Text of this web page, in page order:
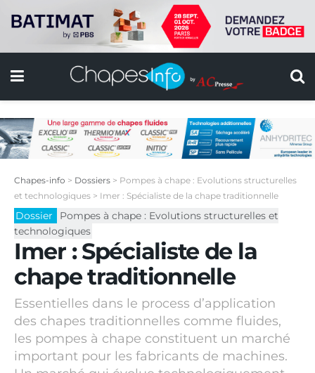
Chapes-info > Dossiers > Pompes à chape : Evolutions structurelles
et technologiques > Imer : Spécialiste de la chape traditionnelle
Dossier
Pompes à chape : Evolutions structurelles et
technologiques
Imer : Spécialiste de la
chape traditionnelle
Essentielles dans le process d’application
des chapes traditionnelles comme fluides,
les pompes à chape constituent un marché
important pour les fabricants de machines.